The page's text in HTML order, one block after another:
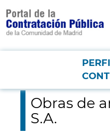
contenido
principal
Menú PCON
Obras de ampliación
Obras de
S.A.